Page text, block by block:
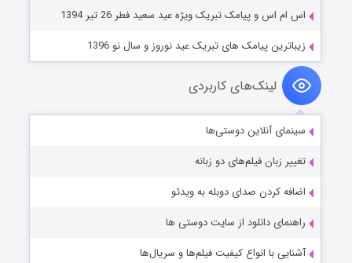
اس ام اس و پیامک تبریک ویژه عید سعید فطر 26 تیر 1394
زیباترین پیامک های تبریک عید نوروز و سال نو 1396
لینک‌های کاربردی
سینمای آنلاین دوستی‌ها
تغییر زبان فیلم‌های دو زبانه
اضافه کردن صدای دوبله به ویدئو
راهنمای دانلود از سایت دوستی ها
آشنایی با انواع کیفیت فیلم‌ها و سریال‌ها